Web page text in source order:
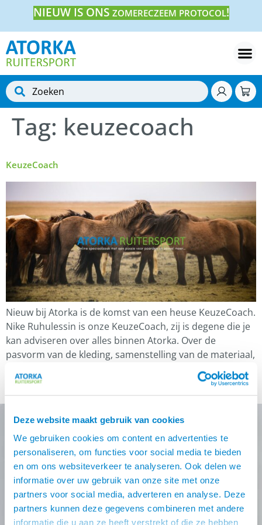
Deze website maakt gebruik van cookies
We gebruiken cookies om content en advertenties te
personaliseren, om functies voor social media te bieden
en om ons websiteverkeer te analyseren. Ook delen we
informatie over uw gebruik van onze site met onze
partners voor social media, adverteren en analyse. Deze
partners kunnen deze gegevens combineren met andere
informatie die u aan ze heeft verstrekt of die ze hebben
NIEUW IS ONS ZOMERECZEEM PROTOCOL!
Tag: keuzecoach
KeuzeCoach
Nieuw bij Atorka is de komst van een heuse KeuzeCoach.
Nike Ruhulessin is onze KeuzeCoach, zij is degene die je
kan adviseren over alles binnen Atorka. Over de
pasvorm van de kleding, samenstelling van de materiaal,
hoe lang valt een broek, waterdichtheid van producten
etcetera. Maar ook kan zij adviseren over de maat van
een […]
Nooit meer de beste Atorka
deals missen?
Schrijf je in voor één (of meer) van onze nieuwsbrieven!
Zodra je inschrijving bevestigt is krijg je10% kortingop